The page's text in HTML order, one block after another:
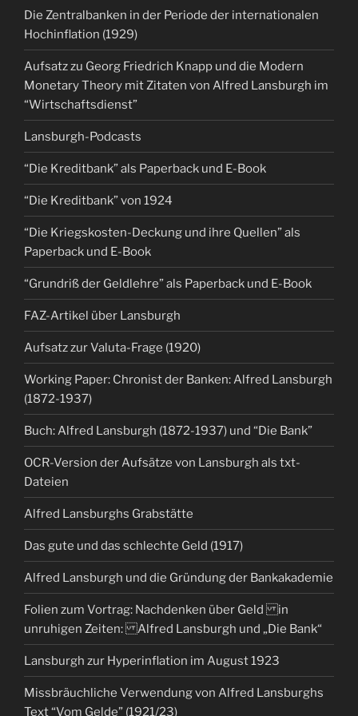
Die Zentralbanken in der Periode der internationalen
Hochinflation (1929)
Aufsatz zu Georg Friedrich Knapp und die Modern
Monetary Theory mit Zitaten von Alfred Lansburgh im
“Wirtschaftsdienst”
Lansburgh-Podcasts
“Die Kreditbank” als Paperback und E-Book
“Die Kreditbank” von 1924
“Die Kriegskosten-Deckung und ihre Quellen” als
Paperback und E-Book
“Grundriß der Geldlehre” als Paperback und E-Book
FAZ-Artikel über Lansburgh
Aufsatz zur Valuta-Frage (1920)
Working Paper: Chronist der Banken: Alfred Lansburgh
(1872-1937)
Buch: Alfred Lansburgh (1872-1937) und “Die Bank”
OCR-Version der Aufsätze von Lansburgh als txt-
Dateien
Alfred Lansburghs Grabstätte
Das gute und das schlechte Geld (1917)
Alfred Lansburgh und die Gründung der Bankakademie
Folien zum Vortrag: Nachdenken über Geld in
unruhigen Zeiten: Alfred Lansburgh und „Die Bank“
Lansburgh zur Hyperinflation im August 1923
Missbräuchliche Verwendung von Alfred Lansburghs
Text “Vom Gelde” (1921/23)